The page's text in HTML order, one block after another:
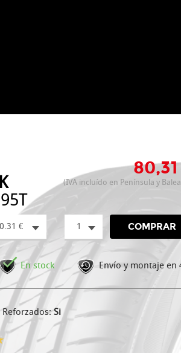
(IVA incluído en Península y
€ 1 COMPRAR
En stock Envío y montaje en
Reforzados:Si